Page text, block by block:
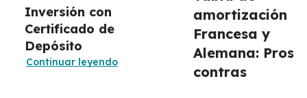
Inversión con
Certificado de
Depósito
Continuar leyendo
amortización
Francesa y
Alemana: Pros y
contras